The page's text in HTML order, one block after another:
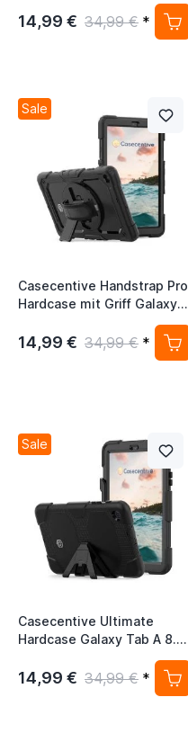
14,99 € 34,99 € *
Sale
Casecentive Handstrap Pro
Hardcase mit Griff Galaxy
Tab A 8.4 2020 schwarz
14,99 € 34,99 € *
Sale
Casecentive Ultimate
Hardcase Galaxy Tab A 8.4
14,99 € 34,99 € *